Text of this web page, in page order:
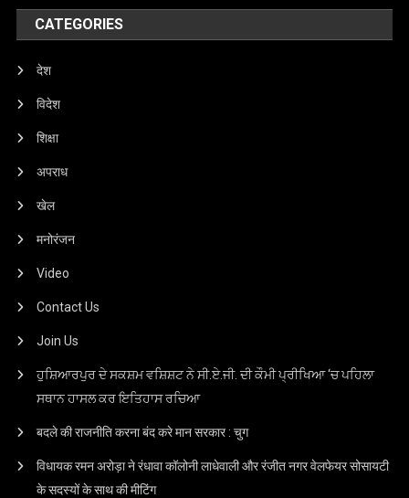
CATEGORIES
देश
विदेश
शिक्षा
अपराध
खेल
मनोरंजन
Video
Contact Us
Join Us
ਹੁਸ਼ਿਆਰਪੁਰ ਦੇ ਸਕਸ਼ਮ ਵਸ਼ਿਸ਼ਟ ਨੇ ਸੀ.ਏ.ਜੀ. ਦੀ ਕੌਮੀ ਪ੍ਰੀਖਿਆ ‘ਚ ਪਹਿਲਾ
ਸਥਾਨ ਹਾਸਲ ਕਰ ਇਤਿਹਾਸ ਰਚਿਆ
बदले की राजनीति करना बंद करे मान सरकार : चुग
विधायक रमन अरोड़ा ने रंधावा कॉलोनी लाधेवाली और रंजीत नगर वेलफेयर सोसायटी
के सदस्यों के साथ की मीटिंग